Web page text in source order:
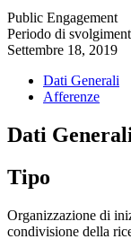
Public Engagement
Periodo di
Settembre 18, 2019
Dati Generali
Afferenze
Dati
Tipo
Organizzazione di
condivisione della